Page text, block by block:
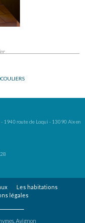
1940 route de Loqui - 13090 Aix en
Les habitations
légales
Avignon